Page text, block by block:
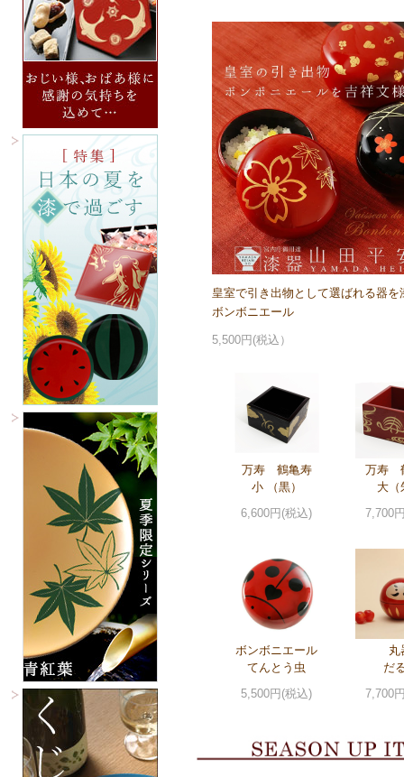
皇室で引き出物として選ばれる器を
ボンボニエール
5,500円(税込）
万寿 鶴亀寿
小 （黒）
6,600円(税込)
万寿
大（
7,700
ボンボニエール
てんとう虫
5,500円(税込)
丸
だ
7,700